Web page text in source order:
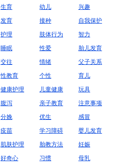
生育
幼儿
兴趣
发育
接种
自我保护
护理
肢体行为
智力
睡眠
性爱
胎儿发育
交往
情绪
父子关系
性教育
个性
育儿
健康护理
儿童健康
玩具
腹泻
亲子教育
注意事项
分娩
优生
感冒
疫苗
学习障碍
婴儿发育
肌肤护理
胎教方法
妊娠
好奇心
习惯 母乳